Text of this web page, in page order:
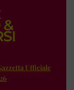
Ufficiale